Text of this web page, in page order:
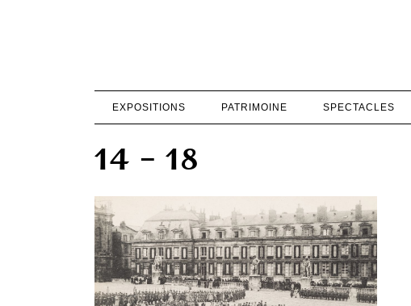
EXPOSITIONS PATRIMOINE SPECTACLES
14 – 18